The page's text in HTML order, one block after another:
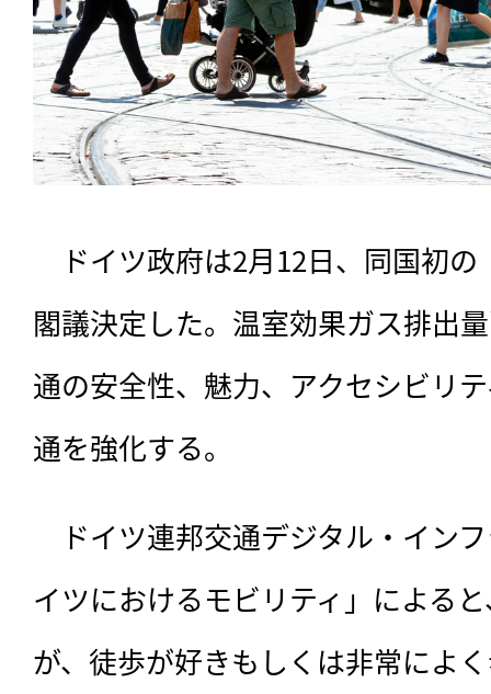
ドイツ政府は2月12日、同国初の
閣議決定した。温室効果ガス排出
通の安全性、魅力、アクセシビリ
通を強化する。
ドイツ連邦交通デジタル・イン
イツにおけるモビリティ」による
が、徒歩が好きもしくは非常によ